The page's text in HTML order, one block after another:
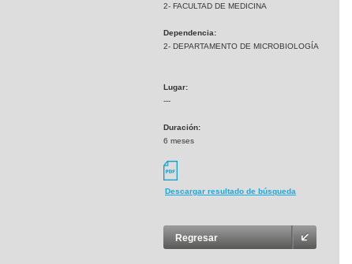
2- FACULTAD DE MEDICINA
Dependencia:
2- DEPARTAMENTO DE MICROBIOLOGÍA
Lugar:
---
Duración:
6 meses
Descargar resultado de búsqueda
Regresar